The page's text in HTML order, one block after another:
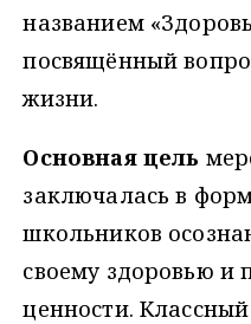
названием
посвящённый
жизни.
Основная цель
заключалась в
школьников
своему здоровью и
ценности.